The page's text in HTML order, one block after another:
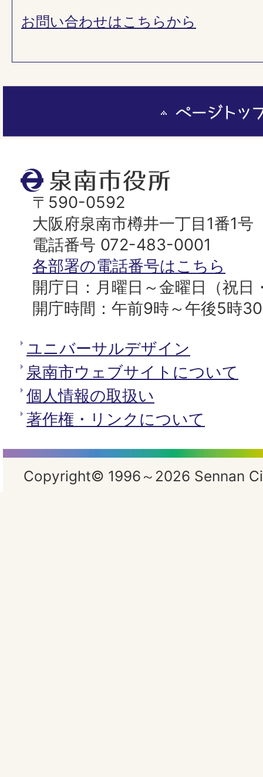
お問い合わせはこちらから
泉
南
市
役
所
〒590-0592
大阪府泉南市樽井一丁目1番1号
電話番号 072-483-0001
各部署の電話番号はこちら
開庁日：月曜日～金曜日（祝日
開庁時間：午前9時～午後5時
ユニバーサルデザイン
泉南市ウェブサイトについて
個人情報の取扱い
著作権・リンクについて
Copyright© 1996～2026 Sennan